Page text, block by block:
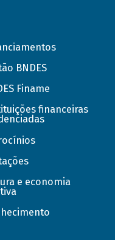
BNDES
Finame
financeiras
e economia